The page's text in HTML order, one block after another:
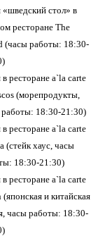
стол» в
ресторане The
(часы работы: 18:30-
ресторане a`la carte
(морепродукты,
18:30-21:30)
ресторане a`la carte
(стейк хаус, часы
18:30-21:30)
ресторане a`la carte
(японская и китайская
часы работы: 18:30-